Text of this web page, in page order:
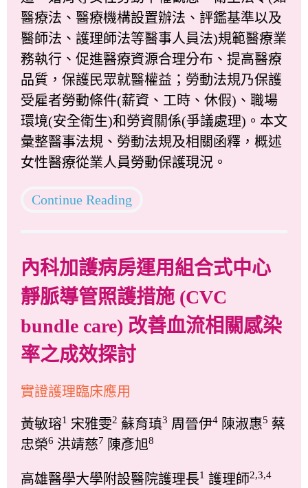
醫療法、醫療機構設置辦法、評鑑基準以及
醫師法、護理師法等醫事人員法)規範醫療業
務執行、促進醫療資源合理分布、提高醫療
品質，保護民眾就醫權益；勞動法規乃保護
受雇者勞動條件(薪資、工時、休假)、職場
環境(安全衛生)和勞資關係(爭議處理)。本文
彙整醫事法規、勞動法規及相關函釋，概述
女性醫療從業人員勞動保護現況。
Continue Reading
內科加護病房運用組合式中心
靜脈導管照護措施 (CVC
bundle care) 改善血流相關感染
率之成效探討
實證護理臨床應用
黃敏瑢1 宋雅雯2 蘇育瑱3 周晉伊4 陳淑惠5 蔡
忠榮6 洪靖慈7 陳彥旭8
高雄醫學大學附設醫院護理長1 護理師2,3,4